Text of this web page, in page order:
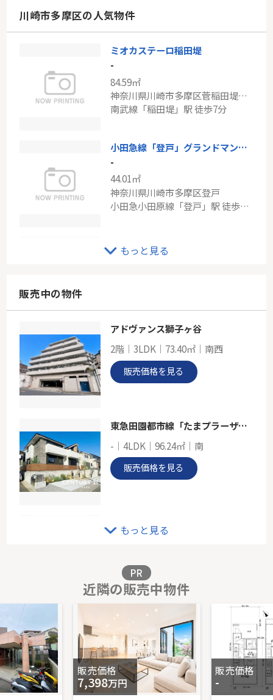
神奈川県川崎市宮前区菅生２丁目
101.02㎡
東京都稲城市若葉台１丁目
川崎市多摩区の人気物件
ミオカステーロ稲田堤
-
84.59㎡
神奈川県川崎市多摩区菅稲田堤１丁目
南武線「稲田堤」駅 徒歩7分
小田急線「登戸」グランドマンション多摩川
-
44.01㎡
神奈川県川崎市多摩区登戸
小田急小田原線「登戸」駅 徒歩4分
-
-
100.01㎡
もっと見る
販売中の物件
アドヴァンス獅子ヶ谷
2階｜3LDK｜73.40㎡｜南西
販売価格を見る
東急田園都市線「たまプラーザ」新築戸建
-｜4LDK｜96.24㎡｜南
販売価格を見る
販売価格を見る
京急本線「京急鶴見」中古戸建
-｜2LDK｜60.67㎡｜-
販売価格を見る
もっと見る
PR
近隣の販売中物件
販売価格
7,398万円
販売価格
-